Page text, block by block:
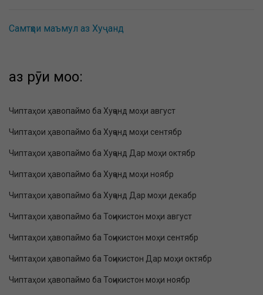
Самтҳои маъмул аз Хуҷанд
аз рӯи моҳҳо:
Чиптаҳои ҳавопаймо ба Хуҷанд моҳи август
Чиптаҳои ҳавопаймо ба Хуҷанд моҳи сентябр
Чиптаҳои ҳавопаймо ба Хуҷанд Дар моҳи октябр
Чиптаҳои ҳавопаймо ба Хуҷанд моҳи ноябр
Чиптаҳои ҳавопаймо ба Хуҷанд Дар моҳи декабр
Чиптаҳои ҳавопаймо ба Тоҷикистон моҳи август
Чиптаҳои ҳавопаймо ба Тоҷикистон моҳи сентябр
Чиптаҳои ҳавопаймо ба Тоҷикистон Дар моҳи октябр
Чиптаҳои ҳавопаймо ба Тоҷикистон моҳи ноябр